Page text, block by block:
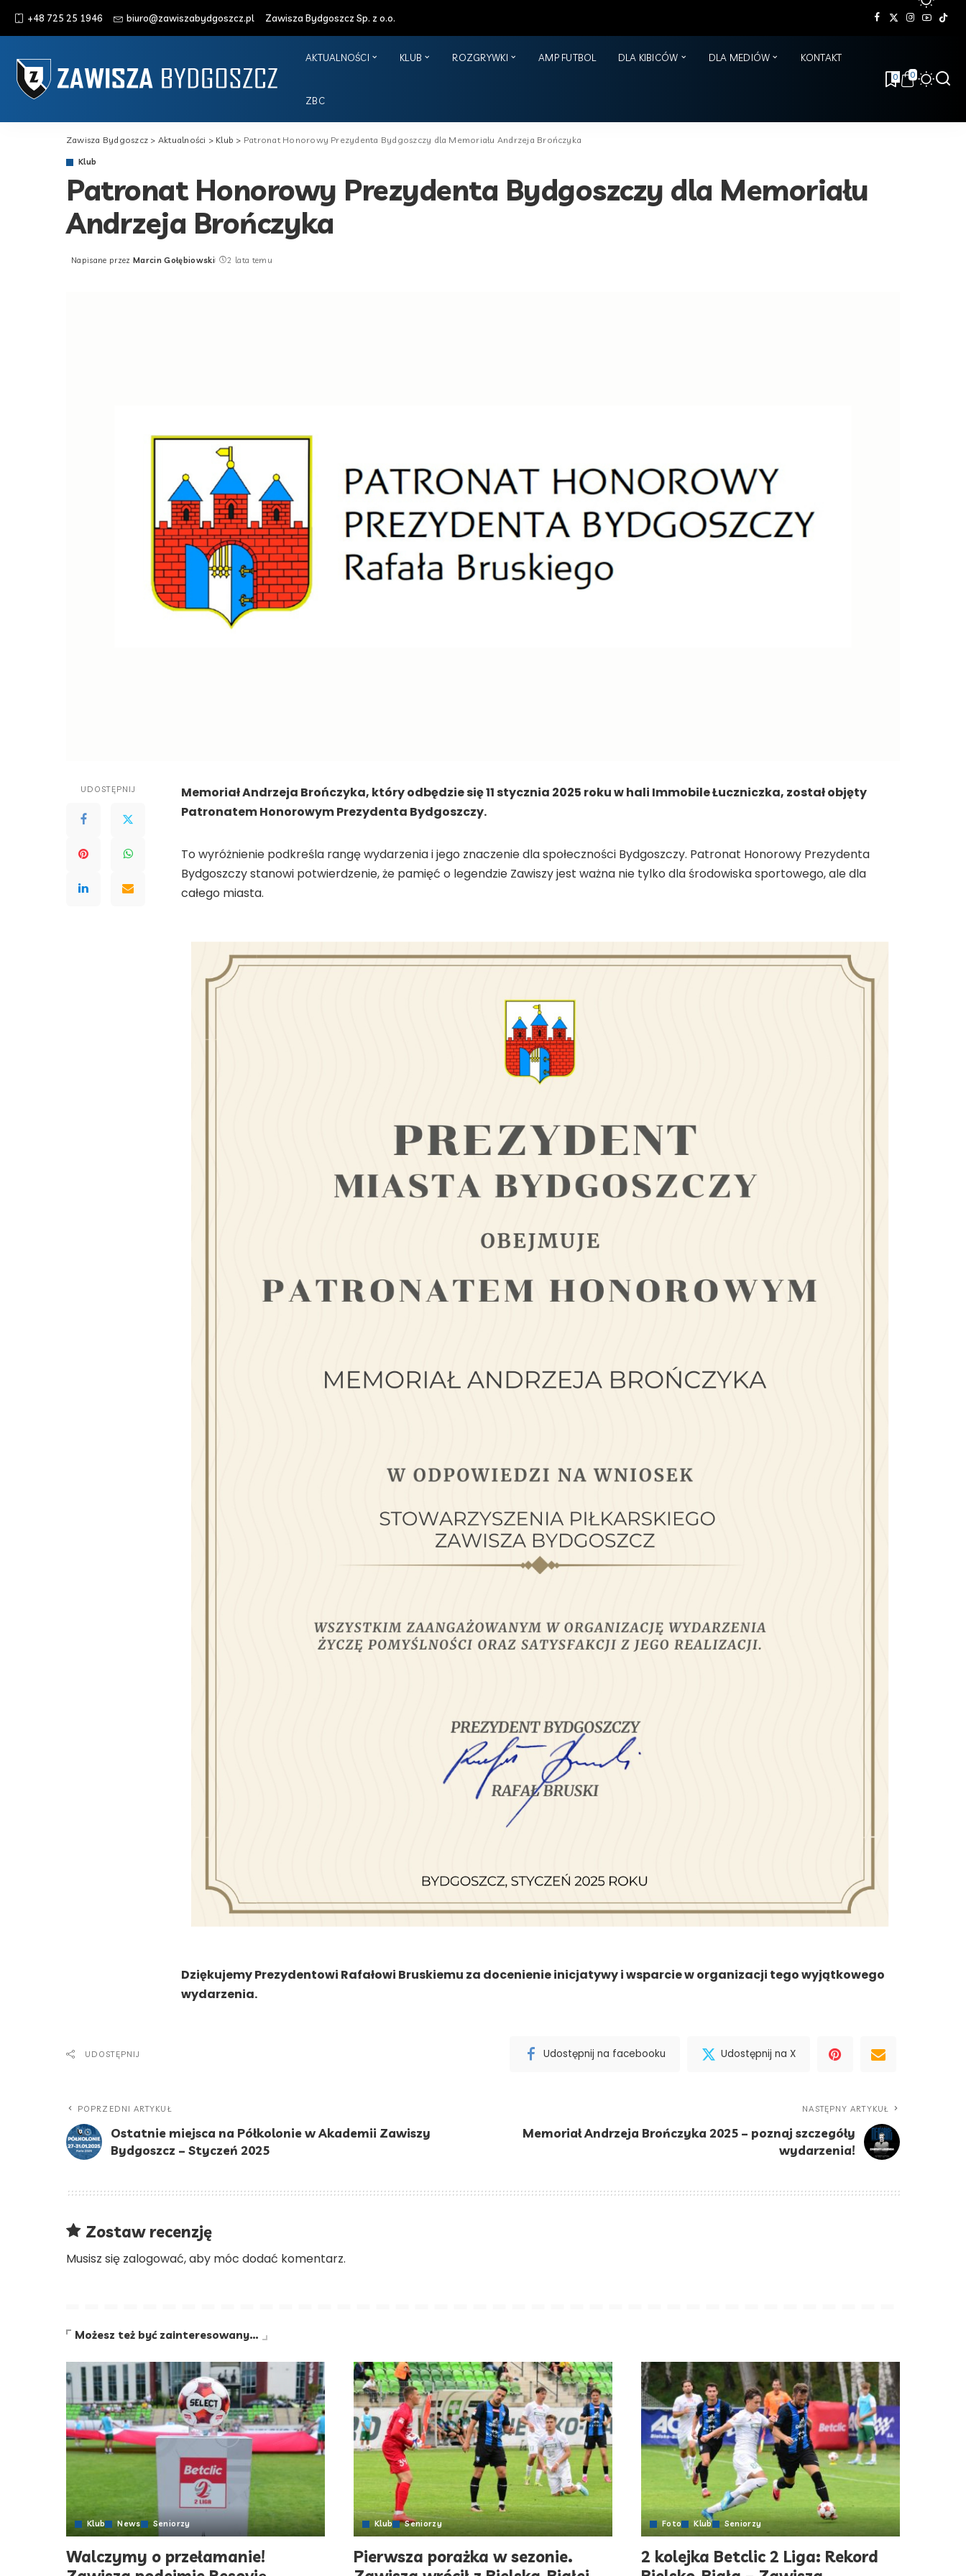
+48 725 25 1946 biuro@zawiszabydgoszcz.pl Zawisza Bydgoszcz Sp. z o.o.
AKTUALNOŚCI KLUB ROZGRYWKI AMP FUTBOL DLA KIBICÓW DLA MEDIÓW KONTAKT
ZBC
0 0
Zawisza Bydgoszcz > Aktualności > Klub > Patronat Honorowy Prezydenta Bydgoszczy dla Memoriału Andrzeja Brończyka
Klub
Patronat Honorowy Prezydenta Bydgoszczy dla Memoriału
Andrzeja Brończyka
Posted
Napisane przez Marcin Gołębiowski 2 lata temu
UDOSTĘPNIJ
Memoriał Andrzeja Brończyka, który odbędzie się 11 stycznia 2025 roku w hali Immobile Łuczniczka, został objęty
Patronatem Honorowym Prezydenta Bydgoszczy.
To wyróżnienie podkreśla rangę wydarzenia i jego znaczenie dla społeczności Bydgoszczy. Patronat Honorowy Prezydenta
Bydgoszczy stanowi potwierdzenie, że pamięć o legendzie Zawiszy jest ważna nie tylko dla środowiska sportowego, ale dla
całego miasta.
Dziękujemy Prezydentowi Rafałowi Bruskiemu za docenienie inicjatywy i wsparcie w organizacji tego wyjątkowego
wydarzenia.
UDOSTĘPNIJ Udostępnij na facebooku Udostępnij na X
POPRZEDNI ARTYKUŁ
Ostatnie miejsca na Półkolonie w Akademii Zawiszy
Bydgoszcz – Styczeń 2025
NASTĘPNY ARTYKUŁ
Memoriał Andrzeja Brończyka 2025 – poznaj szczegóły
wydarzenia!
Zostaw recenzję
Musisz się zalogować, aby móc dodać komentarz.
Możesz też być zainteresowany…
Klub News Seniorzy
Walczymy o przełamanie!
Klub Seniorzy
Pierwsza porażka w sezonie.
Foto Klub Seniorzy
2 kolejka Betclic 2 Liga: Rekord